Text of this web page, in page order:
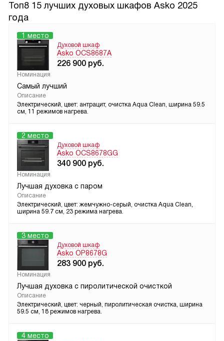
Топ8 15 лучших духовых шкафов Asko 2025
года
1 место
Духовой шкаф
Asko OCS8687A
226 900 руб.
Номинация
Самый лучший
Описание
Электрический, цвет: антрацит, очистка Aqua Clean, ширина 59.5
см, 11 режимов нагрева.
2 место
Духовой шкаф
Asko OCS8678GG
340 900 руб.
Номинация
Лучшая духовка с паром
Описание
Электрический, цвет: жемчужно-серый, очистка Aqua Clean,
ширина 59.7 см, 23 режима нагрева.
3 место
Духовой шкаф
Asko OP8678G
283 900 руб.
Номинация
Лучшая духовка с пиролитической очисткой
Описание
Электрический, цвет: черный, пиролитическая очистка, ширина
59.5 см, 18 режимов нагрева.
4 место